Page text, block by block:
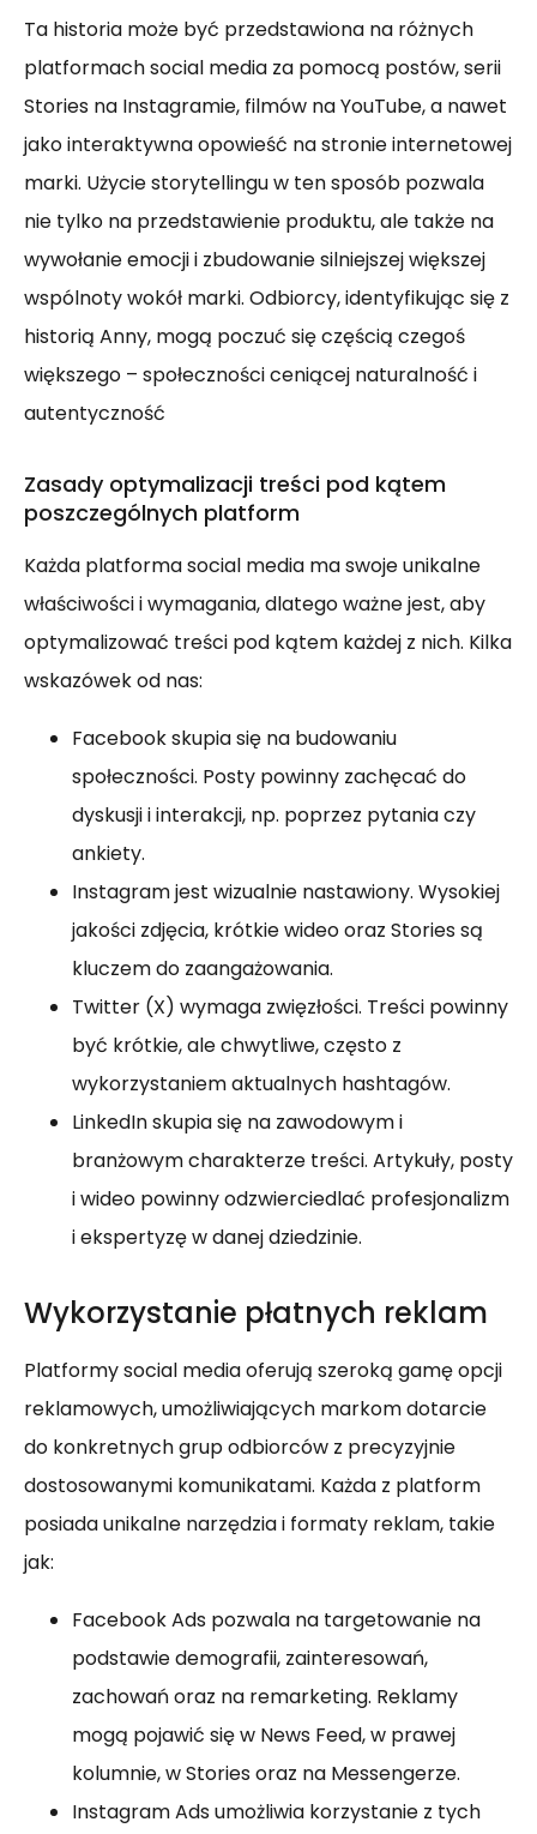
Ta historia może być przedstawiona na różnych
platformach social media za pomocą postów, serii
Stories na Instagramie, filmów na YouTube, a nawet
jako interaktywna opowieść na stronie internetowej
marki. Użycie storytellingu w ten sposób pozwala
nie tylko na przedstawienie produktu, ale także na
wywołanie emocji i zbudowanie silniejszej większej
wspólnoty wokół marki. Odbiorcy, identyfikując się z
historią Anny, mogą poczuć się częścią czegoś
większego – społeczności ceniącej naturalność i
autentyczność
Zasady optymalizacji treści pod kątem
poszczególnych platform
Każda platforma social media ma swoje unikalne
właściwości i wymagania, dlatego ważne jest, aby
optymalizować treści pod kątem każdej z nich. Kilka
wskazówek od nas:
Facebook skupia się na budowaniu
społeczności. Posty powinny zachęcać do
dyskusji i interakcji, np. poprzez pytania czy
ankiety.
Instagram jest wizualnie nastawiony. Wysokiej
jakości zdjęcia, krótkie wideo oraz Stories są
kluczem do zaangażowania.
Twitter (X) wymaga zwięzłości. Treści powinny
być krótkie, ale chwytliwe, często z
wykorzystaniem aktualnych hashtagów.
LinkedIn skupia się na zawodowym i
branżowym charakterze treści. Artykuły, posty
i wideo powinny odzwierciedlać profesjonalizm
i ekspertyzę w danej dziedzinie.
Wykorzystanie płatnych reklam
Platformy social media oferują szeroką gamę opcji
reklamowych, umożliwiających markom dotarcie
do konkretnych grup odbiorców z precyzyjnie
dostosowanymi komunikatami. Każda z platform
posiada unikalne narzędzia i formaty reklam, takie
jak:
Facebook Ads pozwala na targetowanie na
podstawie demografii, zainteresowań,
zachowań oraz na remarketing. Reklamy
mogą pojawić się w News Feed, w prawej
kolumnie, w Stories oraz na Messengerze.
Instagram Ads umożliwia korzystanie z tych